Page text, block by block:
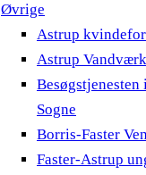
Øvrige
Astrup
Astrup Vandværk
Besøgstjenesten
Sogne
Borris-Faster
Faster-Astrup